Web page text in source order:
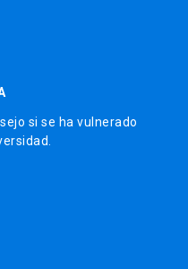
si se ha vulnerado